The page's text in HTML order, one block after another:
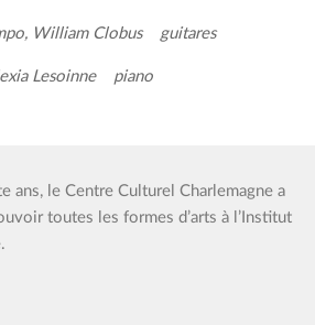
William Clobus guitares
Lesoinne piano
ans, le Centre Culturel Charlemagne a
toutes les formes d’arts à l’Institut